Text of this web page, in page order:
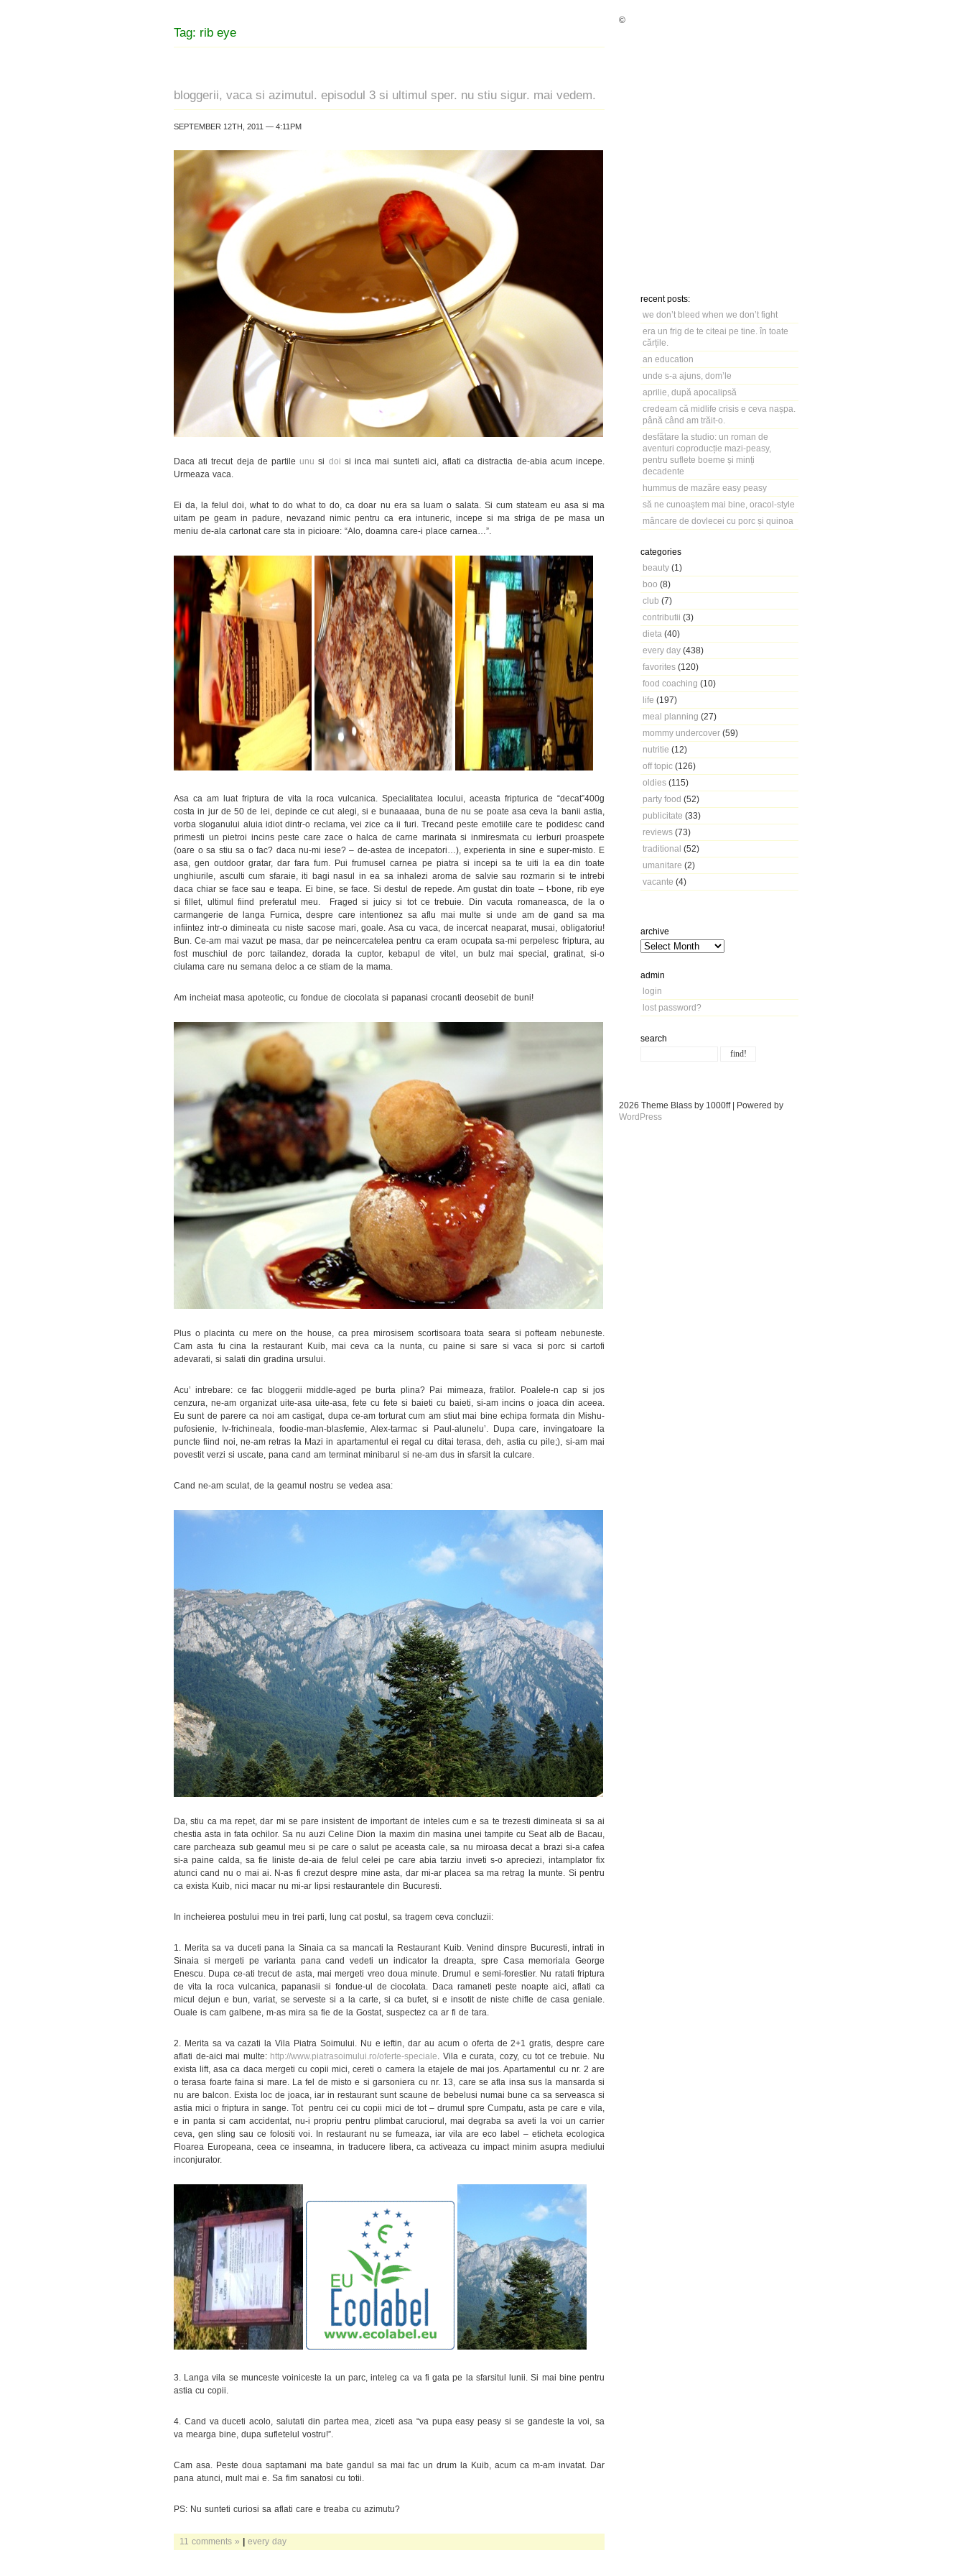
recent posts:
we don’t bleed when we don’t fight
era un frig de te citeai pe tine. în toate
cărțile.
an education
unde s-a ajuns, dom’le
aprilie, după apocalipsă
credeam că midlife crisis e ceva nașpa.
până când am trăit-o.
desfătare la studio: un roman de
aventuri coproducție mazi-peasy,
pentru suflete boeme și minți
decadente
hummus de mazăre easy peasy
să ne cunoaștem mai bine, oracol-style
mâncare de dovlecei cu porc și quinoa
categories
beauty (1)
boo (8)
club (7)
contributii (3)
dieta (40)
every day (438)
favorites (120)
food coaching (10)
life (197)
meal planning (27)
mommy undercover (59)
nutritie (12)
off topic (126)
oldies (115)
party food (52)
publicitate (33)
reviews (73)
traditional (52)
umanitare (2)
vacante (4)
archive
admin
login
lost password?
search
Tag: rib eye
bloggerii, vaca si azimutul. episodul 3 si ultimul sper. nu stiu sigur. mai vedem.
SEPTEMBER 12TH, 2011 — 4:11PM
Daca ati trecut deja de partile unu si doi si inca mai sunteti aici, aflati ca distractia de-abia acum incepe.
Urmeaza vaca.
Ei da, la felul doi, what to do what to do, ca doar nu era sa luam o salata. Si cum stateam eu asa si ma
uitam pe geam in padure, nevazand nimic pentru ca era intuneric, incepe si ma striga de pe masa un
meniu de-ala cartonat care sta in picioare: “Alo, doamna care-i place carnea…”.
Asa ca am luat friptura de vita la roca vulcanica. Specialitatea locului, aceasta fripturica de “decat”400g
costa in jur de 50 de lei, depinde ce cut alegi, si e bunaaaaa, buna de nu se poate asa ceva la banii astia,
vorba sloganului aluia idiot dintr-o reclama, vei zice ca ii furi. Trecand peste emotiile care te podidesc cand
primesti un pietroi incins peste care zace o halca de carne marinata si inmiresmata cu ierburi proaspete
(oare o sa stiu sa o fac? daca nu-mi iese? – de-astea de incepatori…), experienta in sine e super-misto. E
asa, gen outdoor gratar, dar fara fum. Pui frumusel carnea pe piatra si incepi sa te uiti la ea din toate
unghiurile, asculti cum sfaraie, iti bagi nasul in ea sa inhalezi aroma de salvie sau rozmarin si te intrebi
daca chiar se face sau e teapa. Ei bine, se face. Si destul de repede. Am gustat din toate – t-bone, rib eye
si fillet, ultimul fiind preferatul meu. Fraged si juicy si tot ce trebuie. Din vacuta romaneasca, de la o
carmangerie de langa Furnica, despre care intentionez sa aflu mai multe si unde am de gand sa ma
infiintez intr-o dimineata cu niste sacose mari, goale. Asa cu vaca, de incercat neaparat, musai, obligatoriu!
Bun. Ce-am mai vazut pe masa, dar pe neincercatelea pentru ca eram ocupata sa-mi perpelesc friptura, au
fost muschiul de porc tailandez, dorada la cuptor, kebapul de vitel, un bulz mai special, gratinat, si-o
ciulama care nu semana deloc a ce stiam de la mama.
Am incheiat masa apoteotic, cu fondue de ciocolata si papanasi crocanti deosebit de buni!
Plus o placinta cu mere on the house, ca prea mirosisem scortisoara toata seara si pofteam nebuneste.
Cam asta fu cina la restaurant Kuib, mai ceva ca la nunta, cu paine si sare si vaca si porc si cartofi
adevarati, si salati din gradina ursului.
Acu’ intrebare: ce fac bloggerii middle-aged pe burta plina? Pai mimeaza, fratilor. Poalele-n cap si jos
cenzura, ne-am organizat uite-asa uite-asa, fete cu fete si baieti cu baieti, si-am incins o joaca din aceea.
Eu sunt de parere ca noi am castigat, dupa ce-am torturat cum am stiut mai bine echipa formata din Mishu-
pufosienie, Iv-frichineala, foodie-man-blasfemie, Alex-tarmac si Paul-alunelu’. Dupa care, invingatoare la
puncte fiind noi, ne-am retras la Mazi in apartamentul ei regal cu ditai terasa, deh, astia cu pile;), si-am mai
povestit verzi si uscate, pana cand am terminat minibarul si ne-am dus in sfarsit la culcare.
Cand ne-am sculat, de la geamul nostru se vedea asa:
Da, stiu ca ma repet, dar mi se pare insistent de important de inteles cum e sa te trezesti dimineata si sa ai
chestia asta in fata ochilor. Sa nu auzi Celine Dion la maxim din masina unei tampite cu Seat alb de Bacau,
care parcheaza sub geamul meu si pe care o salut pe aceasta cale, sa nu miroasa decat a brazi si-a cafea
si-a paine calda, sa fie liniste de-aia de felul celei pe care abia tarziu inveti s-o apreciezi, intamplator fix
atunci cand nu o mai ai. N-as fi crezut despre mine asta, dar mi-ar placea sa ma retrag la munte. Si pentru
ca exista Kuib, nici macar nu mi-ar lipsi restaurantele din Bucuresti.
In incheierea postului meu in trei parti, lung cat postul, sa tragem ceva concluzii:
1. Merita sa va duceti pana la Sinaia ca sa mancati la Restaurant Kuib. Venind dinspre Bucuresti, intrati in
Sinaia si mergeti pe varianta pana cand vedeti un indicator la dreapta, spre Casa memoriala George
Enescu. Dupa ce-ati trecut de asta, mai mergeti vreo doua minute. Drumul e semi-forestier. Nu ratati friptura
de vita la roca vulcanica, papanasii si fondue-ul de ciocolata. Daca ramaneti peste noapte aici, aflati ca
micul dejun e bun, variat, se serveste si a la carte, si ca bufet, si e insotit de niste chifle de casa geniale.
Ouale is cam galbene, m-as mira sa fie de la Gostat, suspectez ca ar fi de tara.
2. Merita sa va cazati la Vila Piatra Soimului. Nu e ieftin, dar au acum o oferta de 2+1 gratis, despre care
aflati de-aici mai multe: http://www.piatrasoimului.ro/oferte-speciale
. Vila e curata, cozy, cu tot ce trebuie. Nu
exista lift, asa ca daca mergeti cu copii mici, cereti o camera la etajele de mai jos. Apartamentul cu nr. 2 are
o terasa foarte faina si mare. La fel de misto e si garsoniera cu nr. 13, care se afla insa sus la mansarda si
nu are balcon. Exista loc de joaca, iar in restaurant sunt scaune de bebelusi numai bune ca sa serveasca si
astia mici o friptura in sange. Tot pentru cei cu copii mici de tot – drumul spre Cumpatu, asta pe care e vila,
e in panta si cam accidentat, nu-i propriu pentru plimbat caruciorul, mai degraba sa aveti la voi un carrier
ceva, gen sling sau ce folositi voi. In restaurant nu se fumeaza, iar vila are eco label – eticheta ecologica
Floarea Europeana, ceea ce inseamna, in traducere libera, ca activeaza cu impact minim asupra mediului
inconjurator.
3. Langa vila se munceste voiniceste la un parc, inteleg ca va fi gata pe la sfarsitul lunii. Si mai bine pentru
astia cu copii.
4. Cand va duceti acolo, salutati din partea mea, ziceti asa “va pupa easy peasy si se gandeste la voi, sa
va mearga bine, dupa sufletelul vostru!”.
Cam asa. Peste doua saptamani ma bate gandul sa mai fac un drum la Kuib, acum ca m-am invatat. Dar
pana atunci, mult mai e. Sa fim sanatosi cu totii.
PS: Nu sunteti curiosi sa aflati care e treaba cu azimutu?
11 comments » | every day
©
2026 Theme Blass by 1000ff | Powered by
WordPress